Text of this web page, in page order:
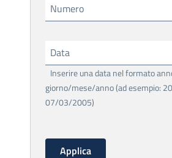
Numero
Data
Inserire una data nel formato
giorno/mese/anno (ad esempio:
07/03/2005)